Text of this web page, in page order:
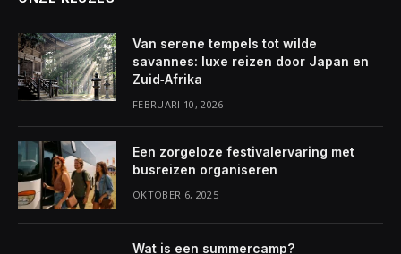
Van serene tempels tot wilde
savannes: luxe reizen door Japan en
Zuid‑Afrika
FEBRUARI 10, 2026
Een zorgeloze festivalervaring met
busreizen organiseren
OKTOBER 6, 2025
Wat is een summercamp?